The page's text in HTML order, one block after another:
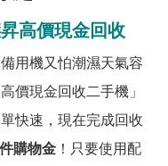
高價現金回收
用機又怕潮濕天氣容
價現金回收二手機」
快速，現在完成回收
購物金 ！只要使用配